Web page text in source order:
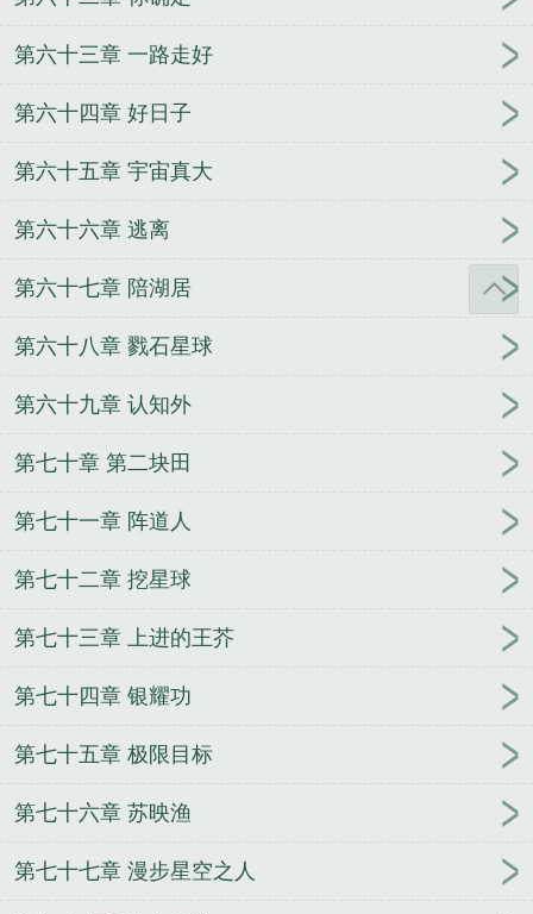
第六十三章 一路走好
第六十四章 好日子
第六十五章 宇宙真大
第六十六章 逃离
第六十七章 陪湖居
第六十八章 戮石星球
第六十九章 认知外
第七十章 第二块田
第七十一章 阵道人
第七十二章 挖星球
第七十三章 上进的王芥
第七十四章 银耀功
第七十五章 极限目标
第七十六章 苏映渔
第七十七章 漫步星空之人